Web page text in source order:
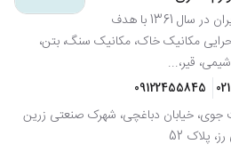
کارگاه صنایع مکانیک خاک ایران در سال 1361 با هدف
مکانیک خاک، مکانیک سنگ، بتن،
قیر،...
09122455845
جوی، خیابان دباغچی، شهرک صنعتی زرین